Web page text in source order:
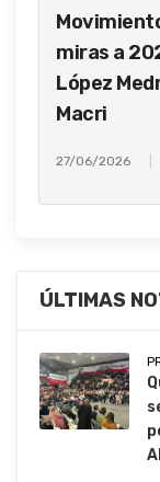
miras a
López
Macri
27/06/2026
ÚLTIMAS